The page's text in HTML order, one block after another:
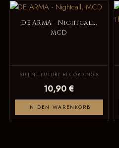
DE ARMA - Nightcall,
MCD
SILENT FUTURE RECORDINGS
10,90 €
IN DEN WARENKORB